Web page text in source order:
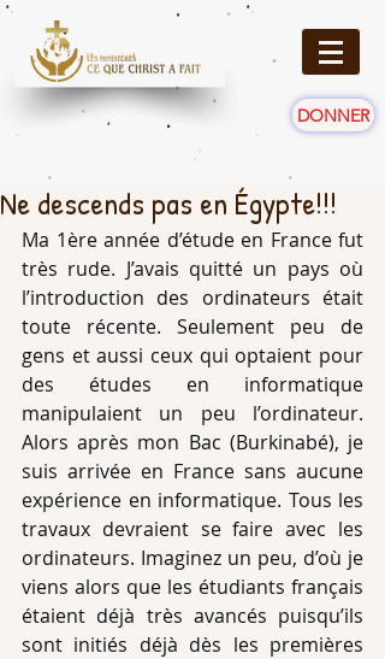
DONNER
Ne descends pas en Égypte!!!
Ma 1ère année d’étude en France fut
très rude. J’avais quitté un pays où
l’introduction des ordinateurs était
toute récente. Seulement peu de
gens et aussi ceux qui optaient pour
des études en informatique
manipulaient un peu l’ordinateur.
Alors après mon Bac (Burkinabé), je
suis arrivée en France sans aucune
expérience en informatique. Tous les
travaux devraient se faire avec les
ordinateurs. Imaginez un peu, d’où je
viens alors que les étudiants français
étaient déjà très avancés puisqu’ils
sont initiés déjà dès les premières